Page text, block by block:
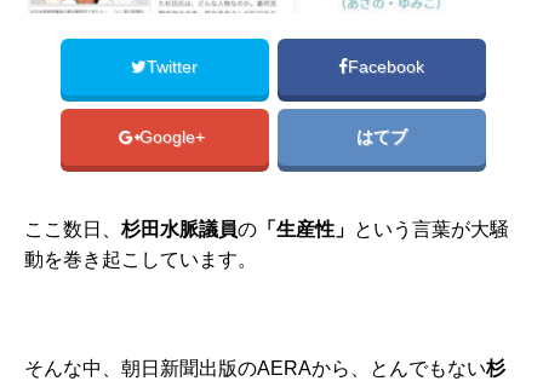
Twitter Facebook
Google+ はてブ
ここ数日、 杉田水脈議員の 「生産性」 という言葉が大騒
動を巻き起こしています。
そんな中、朝日新聞出版のAERAから、とんでもない杉